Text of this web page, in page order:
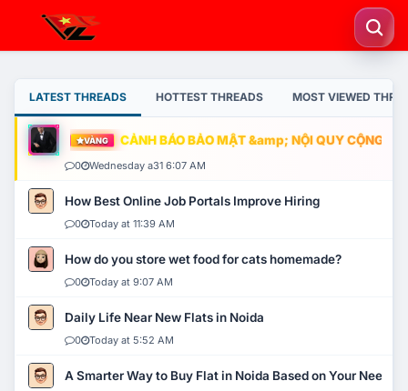
LATEST THREADS HOTTEST THREADS MOST VIEWED
VÀNG CẢNH BÁO BẢO MẬT &amp; NỘI QUY CỘNG
0 Wednesday a31 6:07 AM
How Best Online Job Portals Improve Hiring
0 Today at 11:39 AM
How do you store wet food for cats homemade?
0 Today at 9:07 AM
Daily Life Near New Flats in Noida
0 Today at 5:52 AM
A Smarter Way to Buy Flat in Noida Based on Your Needs